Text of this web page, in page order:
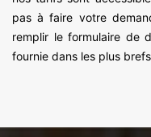
pas à faire votre
remplir le formulaire de
fournie dans les plus